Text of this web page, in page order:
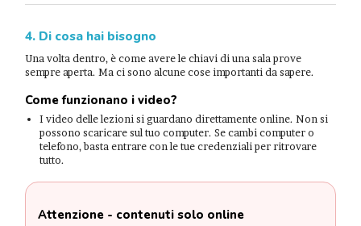
4. Di cosa hai bisogno
Una volta dentro, è come avere le chiavi di una sala prove
sempre aperta. Ma ci sono alcune cose importanti da sapere.
Come funzionano i video?
I video delle lezioni si guardano direttamente online. Non si
possono scaricare sul tuo computer. Se cambi computer o
telefono, basta entrare con le tue credenziali per ritrovare
tutto.
Attenzione - contenuti solo online